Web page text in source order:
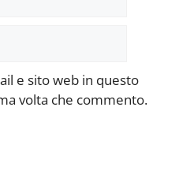
e sito web in questo
volta che commento.